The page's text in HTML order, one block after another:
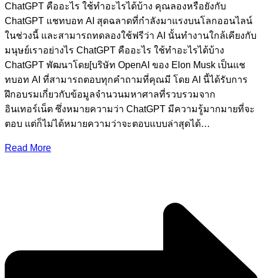
ChatGPT คืออะไร ใช้ทำอะไรได้บ้าง คุณลองหรือยังกับ
ChatGPT แชทบอท AI สุดฉลาดที่กำลังมาแรงบนโลกออนไลน์
ในช่วงนี้ และสามารถทดลองใช้ฟรีว่า AI นั้นทำงานใกล้เคียงกับ
มนุษย์เราอย่างไร ChatGPT คืออะไร ใช้ทำอะไรได้บ้าง
ChatGPT พัฒนาโดย[บริษัท OpenAI ของ Elon Musk เป็นแช
ทบอท AI ที่สามารถตอบทุกคำถามที่คุณมี โดย AI นี้ได้รับการ
ฝึกอบรมเกี่ยวกับข้อมูลจำนวนมหาศาลที่รวบรวมจาก
อินเทอร์เน็ต ซึ่งหมายความว่า ChatGPT มีความรู้มากมายที่จะ
ตอบ แต่ก็ไม่ได้หมายความว่าจะตอบแบบล่าสุดได้…
Read More